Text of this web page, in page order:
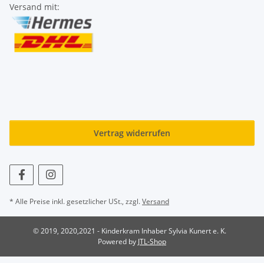
Versand mit:
Vertrag widerrufen
* Alle Preise inkl. gesetzlicher USt., zzgl.Versand
© 2019, 2020,2021 - Kinderkram Inhaber Sylvia Kunert e. K.
Powered by JTL-Shop